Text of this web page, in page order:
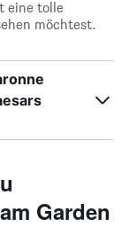
eine tolle
möchtest.
Garden